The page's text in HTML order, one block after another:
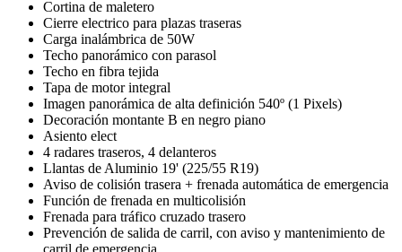
Cortina de maletero
Cierre electrico para plazas traseras
Carga inalámbrica de 50W
Techo panorámico con parasol
Techo en fibra tejida
Tapa de motor integral
Imagen panorámica de alta definición 540º (1 Pixels)
Decoración montante B en negro piano
Asiento elect
4 radares traseros, 4 delanteros
Llantas de Aluminio 19' (225/55 R19)
Aviso de colisión trasera + frenada automática de emergencia
Función de frenada en multicolisión
Frenada para tráfico cruzado trasero
Prevención de salida de carril, con aviso y mantenimiento de
carril de emergencia